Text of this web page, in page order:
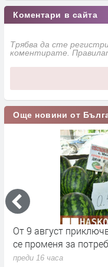
Коментари в сайта
Трябва да сте
коментирате.
Още новини от
От 9 август
се променя за
преди 16 часа